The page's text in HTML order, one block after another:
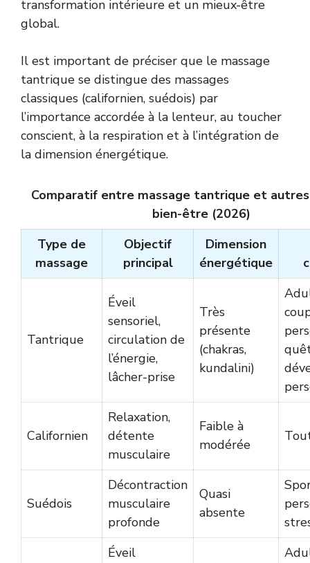
transformation intérieure et un mieux-être
global.
Il est important de préciser que le massage
tantrique se distingue des massages
classiques (californien, suédois) par
l’importance accordée à la lenteur, au toucher
conscient, à la respiration et à l’intégration de
la dimension énergétique.
Comparatif entre massage tantrique et
bien-être (2026)
Type de
massage
Objectif
principal
Dimension
énergétique
Tantrique
Éveil
sensoriel,
circulation de
l’énergie,
lâcher-prise
Très
présente
(chakras,
kundalini)
Californien
Relaxation,
détente
musculaire
Faible à
modérée
Suédois
Décontraction
musculaire
profonde
Quasi
absente
Éveil